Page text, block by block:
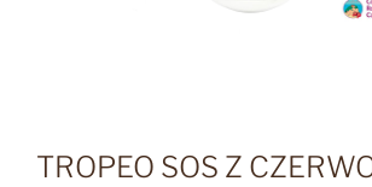
TROPEO SOS Z